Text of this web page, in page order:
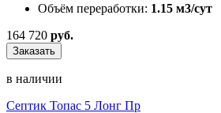
Объём переработки: 1.15 м3/сут
164 720 руб.
Заказать
в наличии
Септик Топас 5 Лонг Пр